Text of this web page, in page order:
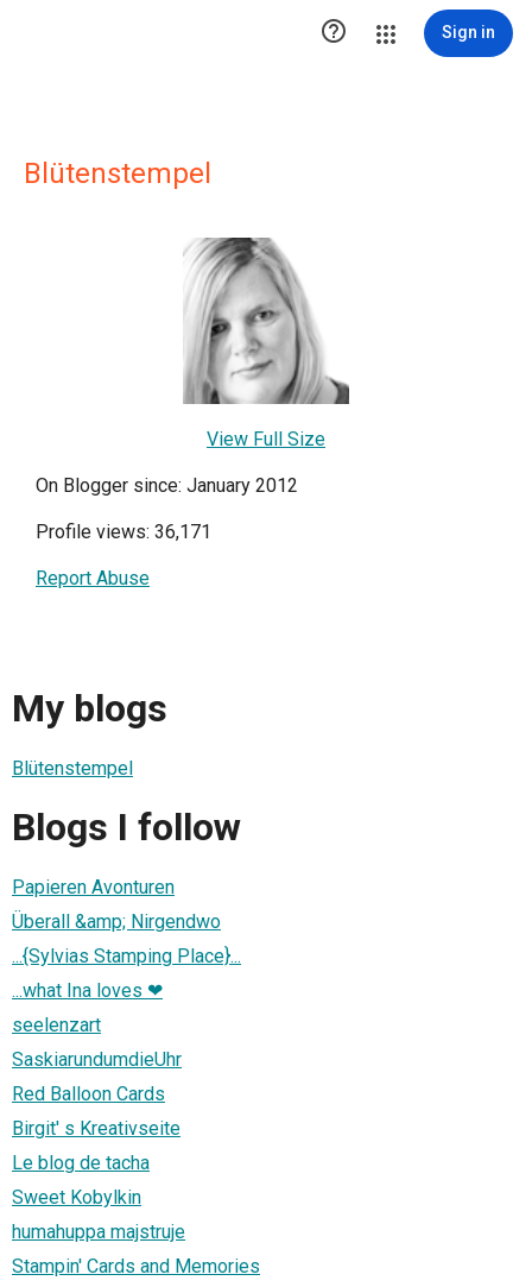
 Sign in
Blütenstempel
View Full Size
On Blogger since: January 2012
Profile views: 36,171
Report Abuse
My blogs
Blütenstempel
Blogs I follow
Papieren Avonturen
Überall &amp; Nirgendwo
...{Sylvias Stamping Place}...
...what Ina loves ❤
seelenzart
SaskiarundumdieUhr
Red Balloon Cards
Birgit' s Kreativseite
Le blog de tacha
Sweet Kobylkin
humahuppa majstruje
Stampin' Cards and Memories